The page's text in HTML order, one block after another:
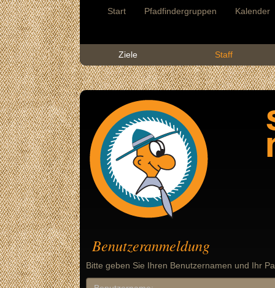
Start Pfadfindergruppen Kalender
Ziele Staff
Benutzeranmeldung
Bitte geben Sie Ihren Benutzernamen und Ihr